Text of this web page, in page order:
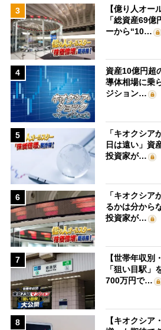
3
【億り人オー
「総資産69
ーから“10…
4
資産10億円超
導体相場に乗
ジション…
5
「キオクシア
日は遠い」資
投資家が…
6
「キオクシア
るかは分から
投資家が…
7
【世帯年収別
「狙い目駅」
700万円で…
8
【キオクシア